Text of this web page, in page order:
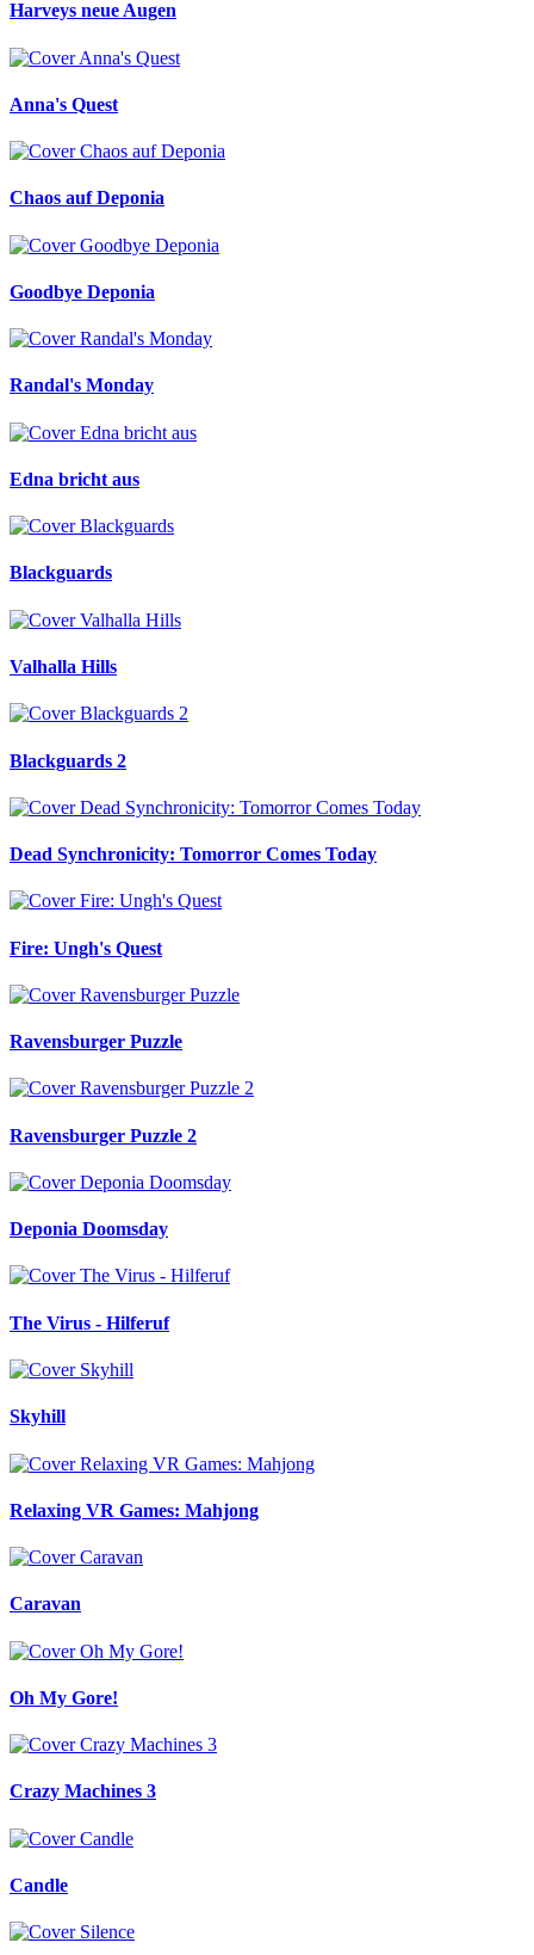
Harveys neue Augen
Anna's Quest
Chaos auf Deponia
Goodbye Deponia
Randal's Monday
Edna bricht aus
Blackguards
Valhalla Hills
Blackguards 2
Dead Synchronicity: Tomorror Comes Today
Fire: Ungh's Quest
Ravensburger Puzzle
Ravensburger Puzzle 2
Deponia Doomsday
The Virus - Hilferuf
Skyhill
Relaxing VR Games: Mahjong
Caravan
Oh My Gore!
Crazy Machines 3
Candle